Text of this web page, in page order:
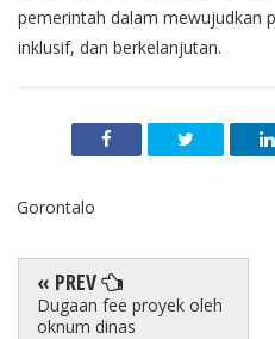
pemerintah dalam mewujudkan
inklusif, dan berkelanjutan.
Gorontalo
« PREV
Dugaan fee proyek oleh
oknum dinas